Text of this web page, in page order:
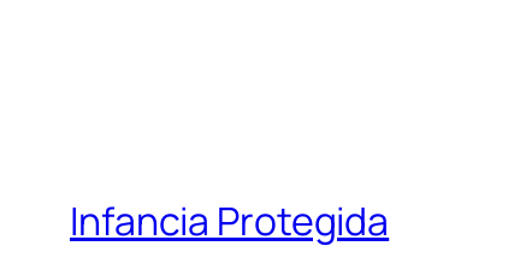
Infancia Protegida